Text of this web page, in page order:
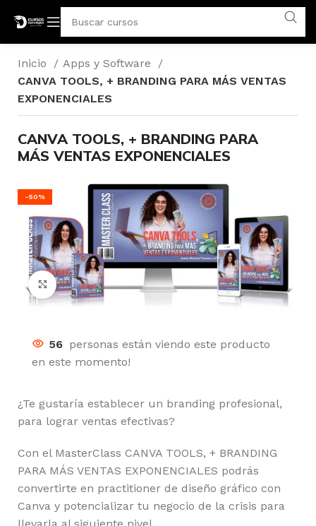
Inicio
Apps y Software
CANVA TOOLS, + BRANDING PARA MÁS VENTAS
EXPONENCIALES
CANVA TOOLS, + BRANDING PARA
MÁS VENTAS EXPONENCIALES
-50%
Click para agrandar
56 personas están viendo este producto
en este momento!
¿Te gustaría establecer un branding profesional,
para lograr ventas efectivas?
Con el MasterClass CANVA TOOLS, + BRANDING
PARA MÁS VENTAS EXPONENCIALES podrás
convertirte en practitioner de diseño gráfico con
Canva y potencializar tu negocio de la crisis para
llevarla al siguiente nivel.